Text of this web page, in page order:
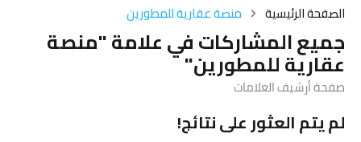
الصفحة الرئيسية منصة عقارية للمطورين
جميع المشاركات في علامة "منصة
عقارية للمطورين"
صفحة أرشيف العلامات
لم يتم العثور على نتائج!